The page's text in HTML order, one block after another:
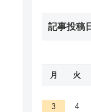
記事投稿
月 火
3
4